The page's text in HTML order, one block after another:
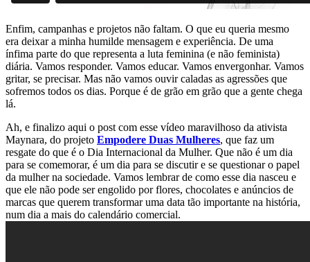
Enfim, campanhas e projetos não faltam. O que eu queria mesmo
era deixar a minha humilde mensagem e experiência. De uma
ínfima parte do que representa a luta feminina (e não feminista)
diária. Vamos responder. Vamos educar. Vamos envergonhar. Vamos
gritar, se precisar. Mas não vamos ouvir caladas as agressões que
sofremos todos os dias. Porque é de grão em grão que a gente chega
lá.
Ah, e finalizo aqui o post com esse vídeo maravilhoso da ativista
Maynara, do projeto Empodere Duas Mulheres, que faz um
resgate do que é o Dia Internacional da Mulher. Que não é um dia
para se comemorar, é um dia para se discutir e se questionar o papel
da mulher na sociedade. Vamos lembrar de como esse dia nasceu e
que ele não pode ser engolido por flores, chocolates e anúncios de
marcas que querem transformar uma data tão importante na história,
num dia a mais do calendário comercial.